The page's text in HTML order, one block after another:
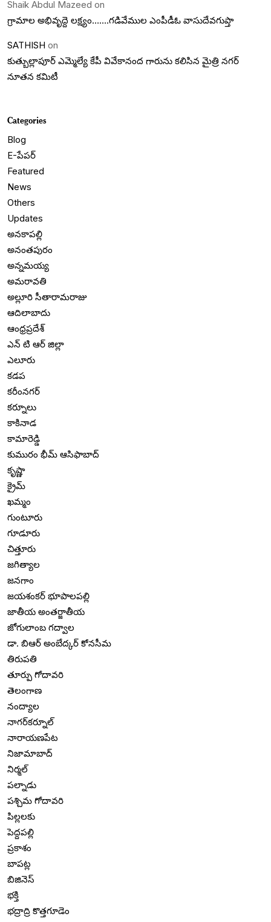
Shaik Abdul Mazeed on
గ్రామాల అభివృద్దె లక్ష్యం…….గడివేముల ఎంపీడీఓ వాసుదేవగుప్తా
SATHISH on
కుత్బుల్లాపూర్ ఎమ్మెల్యే కేపీ వివేకానంద గారును కలిసిన మైత్రి నగర్
నూతన కమిటీ
Categories
Blog
E-పేపర్
Featured
News
Others
Updates
అనకాపల్లి
అనంతపురం
అన్నమయ్య
అమరావతి
అల్లూరి సీతారామరాజు
ఆదిలాబాదు
ఆంధ్రప్రదేశ్
ఎన్ టి ఆర్ జిల్లా
ఎలూరు
కడప
కరీంనగర్
కర్నూలు
కాకినాడ
కామారెడ్డి
కుమురం భీమ్ ఆసిఫాబాద్
కృష్ణా
క్రైమ్
ఖమ్మం
గుంటూరు
గూడూరు
చిత్తూరు
జగిత్యాల
జనగాం
జయశంకర్ భూపాలపల్లి
జాతీయ అంతర్జాతీయ
జోగులాంబ గద్వాల
డా. బిఆర్ అంబేద్కర్ కోనసీమ
తిరుపతి
తూర్పు గోదావరి
తెలంగాణ
నంద్యాల
నాగర్‌కర్నూల్
నారాయణపేట
నిజామాబాద్
నిర్మల్
పల్నాడు
పశ్చిమ గోదావరి
పిల్లలకు
పెద్దపల్లి
ప్రకాశం
బాపట్ల
బిజినెస్
భక్తి
భద్రాద్రి కొత్తగూడెం